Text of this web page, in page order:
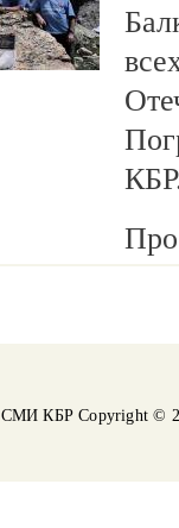
СМИ КБРCopyright ©